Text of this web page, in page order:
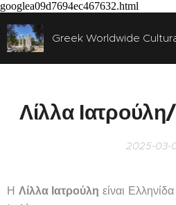
googlea09d7694ec467632.html
Greek Worldwide
Λίλλα
2025-03-
Η Λίλλα Ιατρούλη είναι